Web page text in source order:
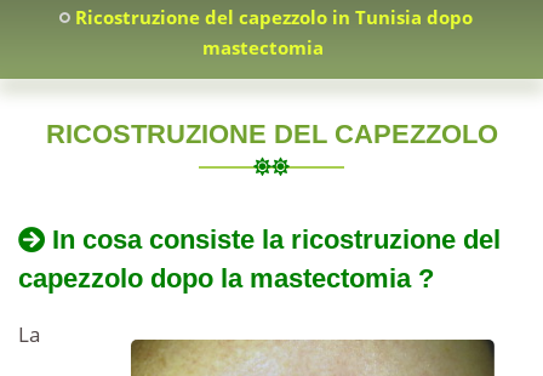
Ricostruzione del capezzolo in Tunisia dopo
mastectomia
Ricostruzione
del
capezzolo
dopo
RICOSTRUZIONE DEL CAPEZZOLO
05-
07
del
capezzolo
dopo
In cosa consiste la ricostruzione del
capezzolo dopo la mastectomia ?
La